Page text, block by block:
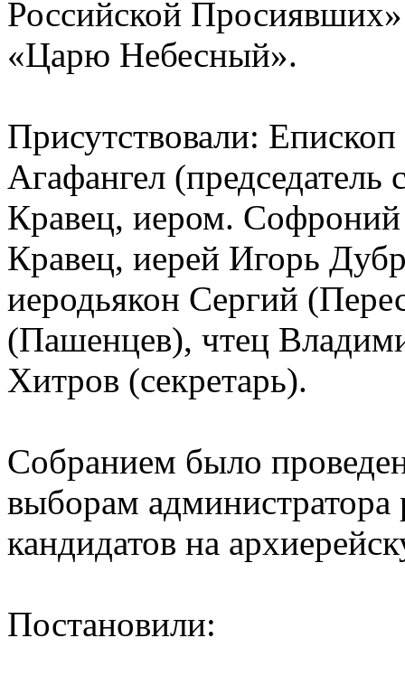
Российской
«Царю Небесный».
Присутствовали:
Агафангел
Кравец, иером.
Кравец, иерей Игорь
иеродьякон Сергий
(Пашенцев), чтец
Хитров (секретарь).
Собранием было
выборам
кандидатов на
Постановили: